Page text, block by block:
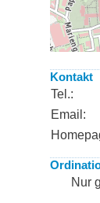
Kontakt
Tel.:
Email:
Nur